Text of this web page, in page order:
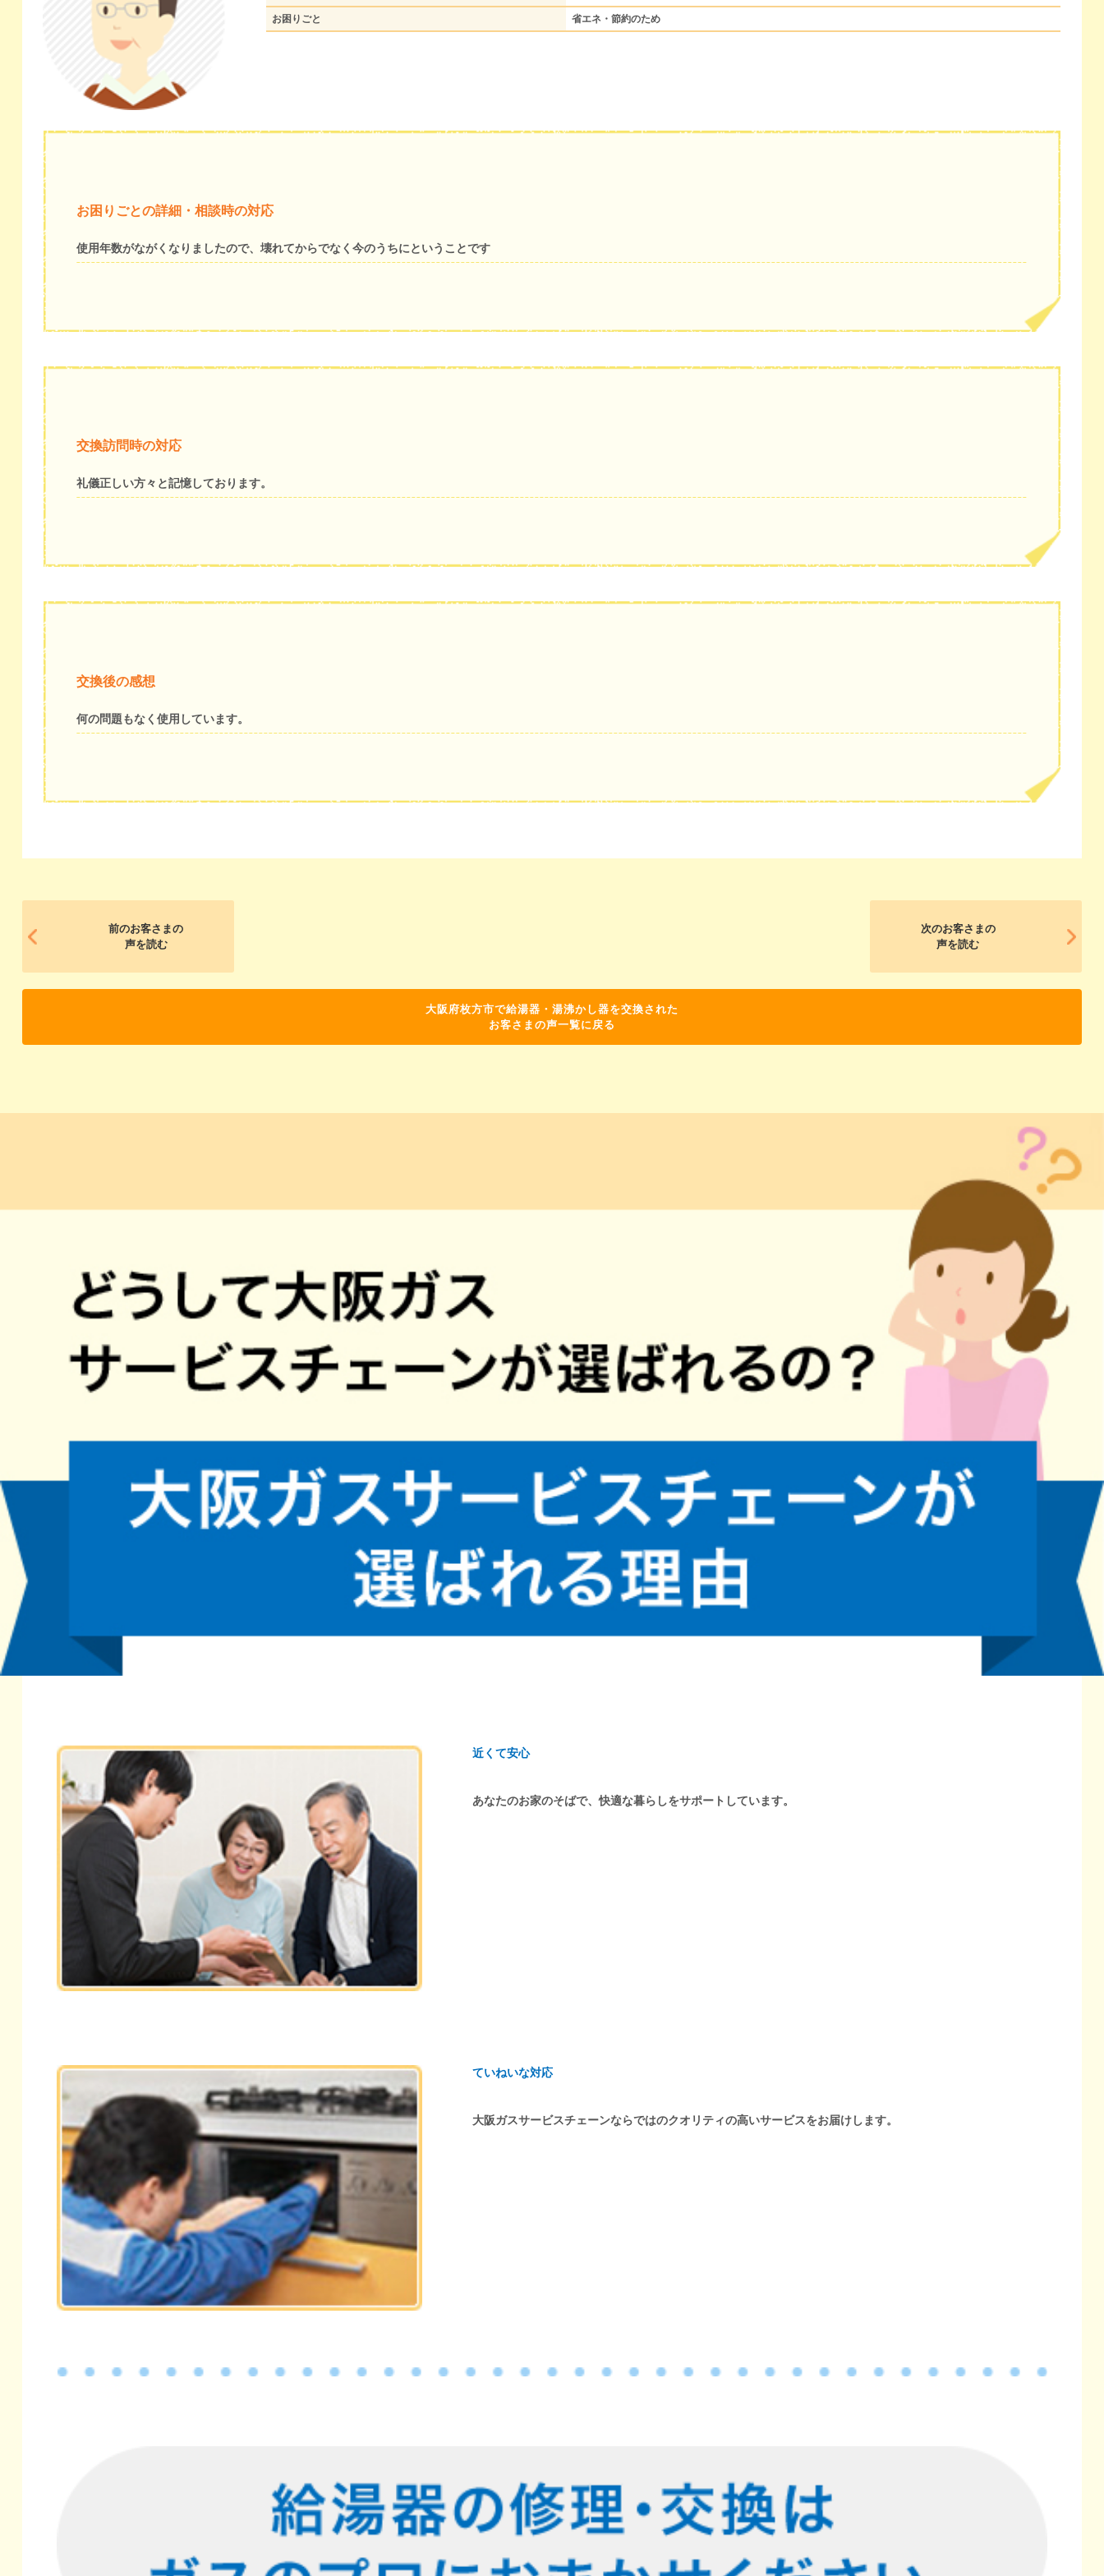
お困りごと 省エネ・節約のため
お困りごとの詳細・相談時の対応
使用年数がながくなりましたので、壊れてからでなく今のうちにということです
交換訪問時の対応
礼儀正しい方々と記憶しております。
交換後の感想
何の問題もなく使用しています。
前のお客さまの
声を読む
次のお客さまの
声を読む
大阪府枚方市で給湯器・湯沸かし器を交換された
お客さまの声一覧に戻る
近くて安心
あなたのお家のそばで、快適な暮らしをサポートしています。
ていねいな対応
大阪ガスサービスチェーンならではのクオリティの高いサービスをお届けします。